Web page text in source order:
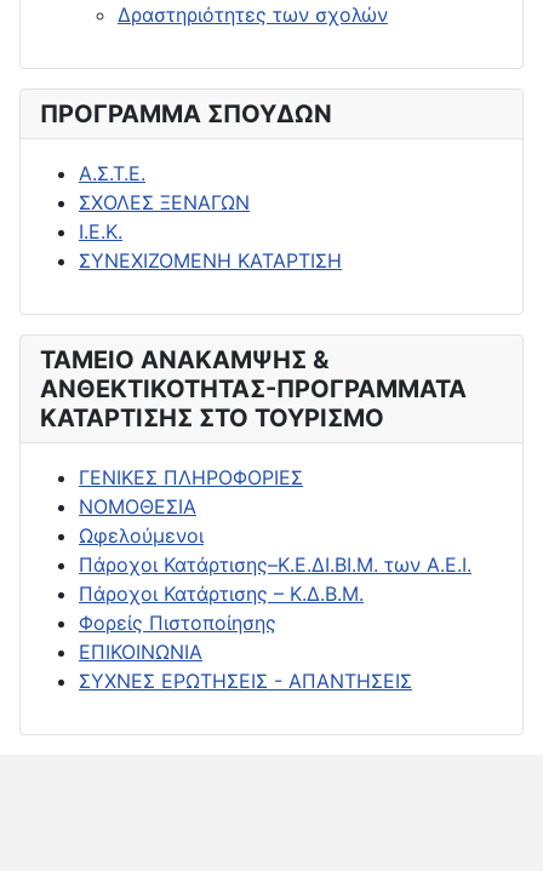
Δραστηριότητες των σχολών
ΠΡΟΓΡΑΜΜΑ ΣΠΟΥΔΩΝ
Α.Σ.Τ.Ε.
ΣΧΟΛΕΣ ΞΕΝΑΓΩΝ
Ι.Ε.Κ.
ΣΥΝΕΧΙΖΟΜΕΝΗ ΚΑΤΑΡΤΙΣΗ
ΤΑΜΕΙΟ ΑΝΑΚΑΜΨΗΣ &
ΑΝΘΕΚΤΙΚΟΤΗΤΑΣ-ΠΡΟΓΡΑΜΜΑΤΑ
ΚΑΤΑΡΤΙΣΗΣ ΣΤΟ ΤΟΥΡΙΣΜΟ
ΓΕΝΙΚΕΣ ΠΛΗΡΟΦΟΡΙΕΣ
ΝΟΜΟΘΕΣΙΑ
Ωφελούμενοι
Πάροχοι Κατάρτισης–Κ.Ε.ΔΙ.ΒΙ.Μ. των Α.Ε.Ι.
Πάροχοι Κατάρτισης – Κ.Δ.Β.Μ.
Φορείς Πιστοποίησης
ΕΠΙΚΟΙΝΩΝΙΑ
ΣΥΧΝΕΣ ΕΡΩΤΗΣΕΙΣ - ΑΠΑΝΤΗΣΕΙΣ